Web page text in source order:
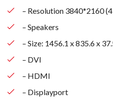
– Resolution 3840*2160
– Speakers
– Size: 1456.1 x 835.6 x
– DVI
– HDMI
– Displayport